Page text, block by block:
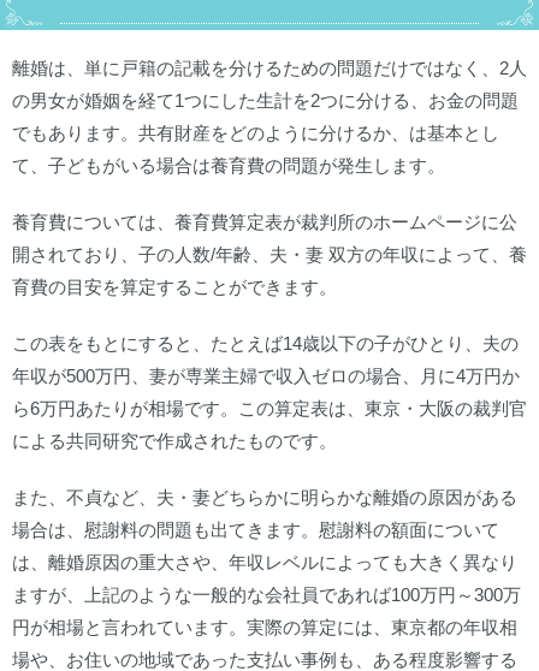
離婚は、単に戸籍の記載を分けるための問題だけではなく、2人
の男女が婚姻を経て1つにした生計を2つに分ける、お金の問題
でもあります。共有財産をどのように分けるか、は基本とし
て、子どもがいる場合は養育費の問題が発生します。
養育費については、養育費算定表が裁判所のホームページに公
開されており、子の人数/年齢、夫・妻 双方の年収によって、養
育費の目安を算定することができます。
この表をもとにすると、たとえば14歳以下の子がひとり、夫の
年収が500万円、妻が専業主婦で収入ゼロの場合、月に4万円か
ら6万円あたりが相場です。この算定表は、東京・大阪の裁判官
による共同研究で作成されたものです。
また、不貞など、夫・妻どちらかに明らかな離婚の原因がある
場合は、慰謝料の問題も出てきます。慰謝料の額面について
は、離婚原因の重大さや、年収レベルによっても大きく異なり
ますが、上記のような一般的な会社員であれば100万円～300万
円が相場と言われています。実際の算定には、東京都の年収相
場や、お住いの地域であった支払い事例も、ある程度影響する